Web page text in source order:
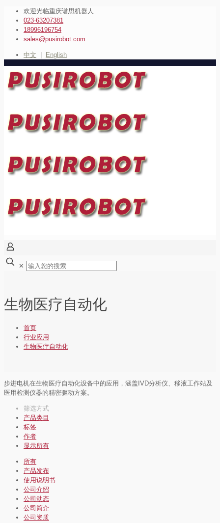
欢迎光临重庆谱思机器人
023-63207381
18996196754
sales@pusirobot.com
中文 English
✕
生物医疗自动化
首页
行业应用
生物医疗自动化
步进电机在生物医疗自动化设备中的应用，涵盖IVD分析仪、移液工作站及
医用检测仪器的精密驱动方案。
筛选方式
产品类目
标签
作者
显示所有
所有
产品发布
使用说明书
公司介绍
公司动态
公司简介
公司资质